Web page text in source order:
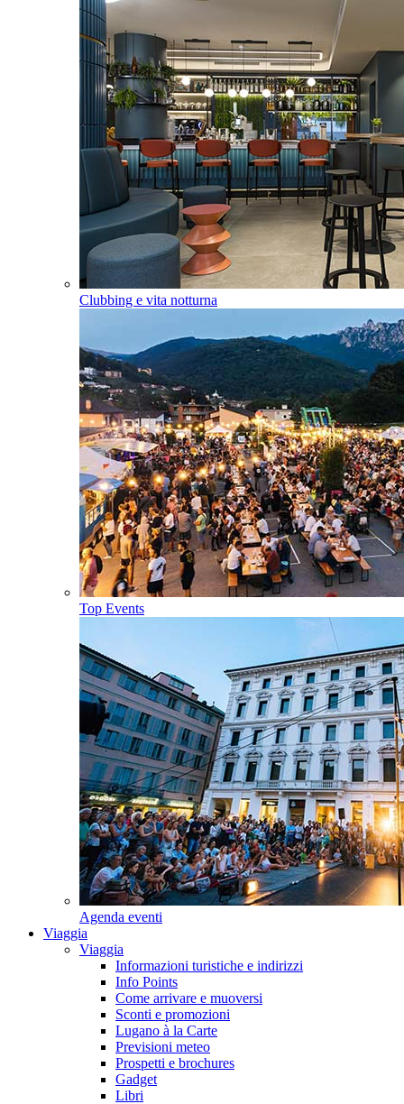
Clubbing e vita notturna
Top Events
Agenda eventi
Viaggia
Viaggia
Informazioni turistiche e indirizzi
Info Points
Come arrivare e muoversi
Sconti e promozioni
Lugano à la Carte
Previsioni meteo
Prospetti e brochures
Gadget
Libri